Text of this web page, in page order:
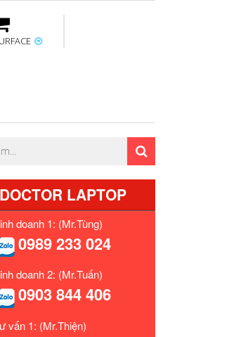
phím Sửa Mainboard
DOCTOR LAPTOP
doanh 1: (Mr.Tùng)
0989 233 024
doanh 2: (Mr.Tuấn)
0903 844 406
vấn 1: (Mr.Thiện)